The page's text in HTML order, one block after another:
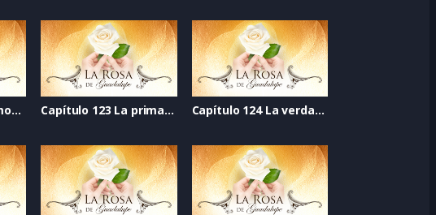
Capítulo 122 Niño modelo Capítulo 123 La prima incomoda Capítulo 124 La verdad jamás dicha